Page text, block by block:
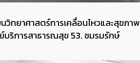
ทยาศาสตร์การเคลื่อนไหวและสุขภาพ
ริการสาธารณสุข 53. ชมรมรักษ์